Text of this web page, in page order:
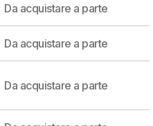
Da acquistare a parte
Da acquistare a parte
Da acquistare a parte